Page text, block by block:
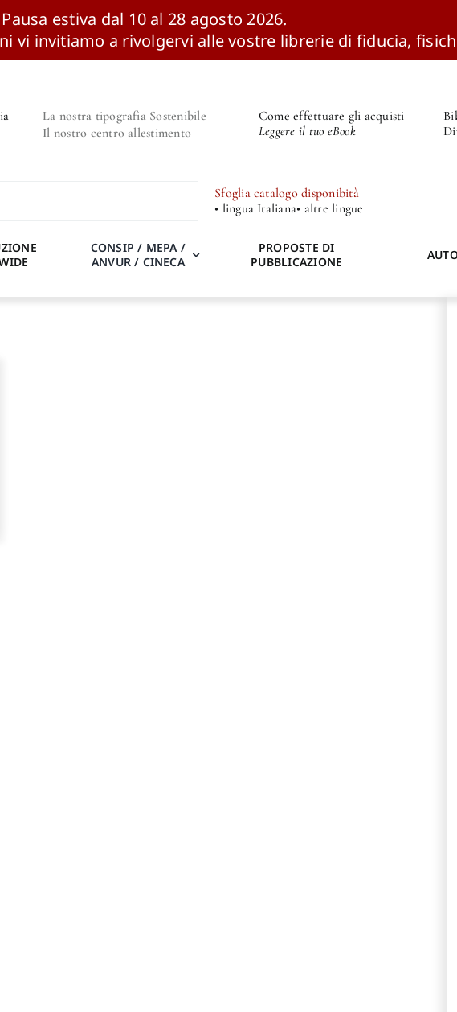
Pausa estiva dal 10 al 28 agosto 2026.
vi invitiamo a rivolgervi alle vostre librerie di fiducia,
La nostra tipografia Sostenibile
Il nostro centro allestimento
Come effettuare gli acquisti
Leggere il tuo eBook
Sfoglia catalogo disponibità
• lingua Italiana• altre lingue
CONSIP / MEPA /
ANVUR / CINECA
PROPOSTE DI
PUBBLICAZIONE